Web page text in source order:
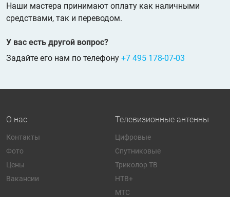
Наши мастера принимают оплату как наличными
средствами, так и переводом.
У вас есть другой вопрос?
Задайте его нам по телефону +7 495 178-07-03
О нас
Контакты
Фото
Цены
Вакансии
Телевизионные антенны
Цифровые
Спутниковые
Триколор ТВ
НТВ+
МТС